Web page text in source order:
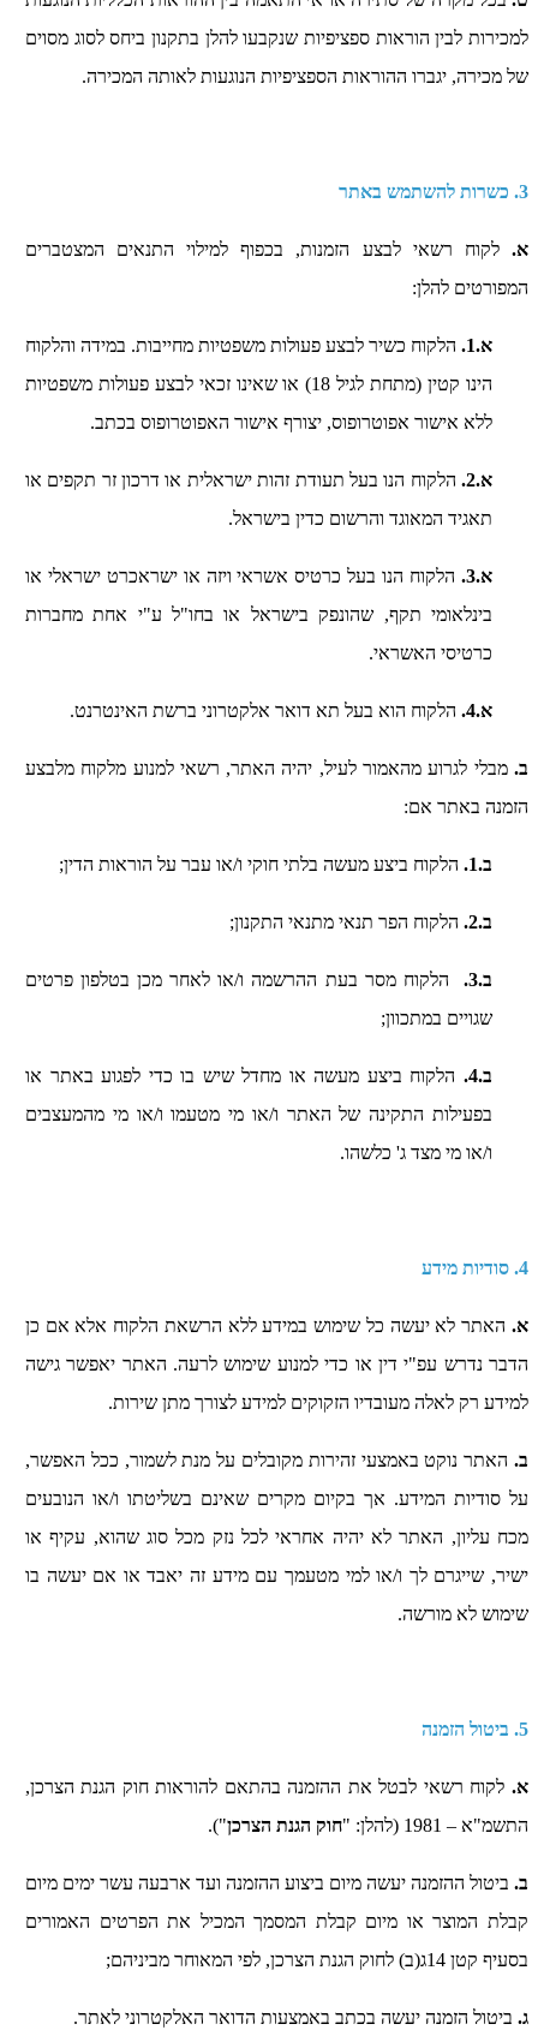
למכירות לבין הוראות ספציפיות שנקבעו להלן בתקנון ביחס לסוג מסוים
של מכירה, יגברו ההוראות הספציפיות הנוגעות לאותה המכירה.
3. כשרות להשתמש באתר
א. לקוח רשאי לבצע הזמנות, בכפוף למילוי התנאים המצטברים
המפורטים להלן:
א.1.
הלקוח כשיר לבצע פעולות משפטיות מחייבות. במידה והלקוח
הינו קטין (מתחת לגיל 18) או שאינו זכאי לבצע פעולות משפטיות
ללא אישור אפוטרופוס, יצורף אישור האפוטרופוס בכתב.
א.2.
הלקוח הנו בעל תעודת זהות ישראלית או דרכון זר תקפים או
תאגיד המאוגד והרשום כדין בישראל.
א.3.
הלקוח הנו בעל כרטיס אשראי ויזה או ישראכרט ישראלי או
בינלאומי תקף, שהונפק בישראל או בחו"ל ע"י אחת מחברות
כרטיסי האשראי.
א.4. הלקוח הוא בעל תא דואר אלקטרוני ברשת האינטרנט.
ב.מבלי לגרוע מהאמור לעיל, יהיה האתר, רשאי למנוע מלקוח מלבצע
הזמנה באתר אם:
ב.1. הלקוח ביצע מעשה בלתי חוקי ו/או עבר על הוראות הדין;
ב.2. הלקוח הפר תנאי מתנאי התקנון;
ב.3.
הלקוח מסר בעת ההרשמה ו/או לאחר מכן בטלפון פרטים
שגויים במתכוון;
ב.4.
הלקוח ביצע מעשה או מחדל שיש בו כדי לפגוע באתר או
בפעילות התקינה של האתר ו/או מי מטעמו ו/או מי מהמעצבים
ו/או מי מצד ג' כלשהו.
4. סודיות מידע
א. האתר לא יעשה כל שימוש במידע ללא הרשאת הלקוח אלא אם כן
הדבר נדרש עפ"י דין או כדי למנוע שימוש לרעה. האתר יאפשר גישה
למידע רק לאלה מעובדיו הזקוקים למידע לצורך מתן שירות.
ב. האתר נוקט באמצעי זהירות מקובלים על מנת לשמור, ככל האפשר,
על סודיות המידע. אך בקיום מקרים שאינם בשליטתו ו/או הנובעים
מכח עליון, האתר לא יהיה אחראי לכל נזק מכל סוג שהוא, עקיף או
ישיר, שייגרם לך ו/או למי מטעמך עם מידע זה יאבד או אם יעשה בו
שימוש לא מורשה.
5. ביטול הזמנה
א. לקוח רשאי לבטל את ההזמנה בהתאם להוראות חוק הגנת הצרכן,
התשמ"א – 1981 (להלן: "
חוק הגנת הצרכן").
ב. ביטול ההזמנה יעשה מיום ביצוע ההזמנה ועד ארבעה עשר ימים מיום
קבלת המוצר או מיום קבלת המסמך המכיל את הפרטים האמורים
בסעיף קטן 14ג(ב) לחוק הגנת הצרכן, לפי המאוחר מביניהם;
ג. ביטול הזמנה יעשה בכתב באמצעות הדואר האלקטרוני לאתר.